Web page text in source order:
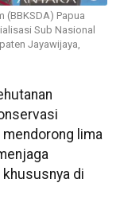
(BBKSDA) Papua
Sub Nasional
Jayawijaya,
mendorong lima
di